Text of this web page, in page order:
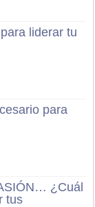
liderar tu
para
¿Cuál
tus